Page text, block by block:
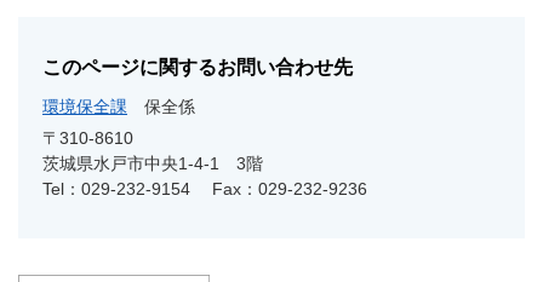
このページに関するお問い合わせ先
環境保全課
保全係
〒310-8610
茨城県水戸市中央1-4-1 3階
Tel：029-232-9154
Fax：029-232-9236